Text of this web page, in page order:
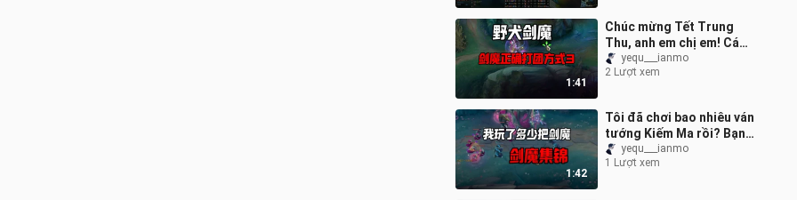
1:41
Chúc mừng Tết Trung
Thu, anh em chị em! Cách
tổ đội đúng chuẩn cho
Kiếm Ma 3
yequ___ianmo
2 Lượt xem
1:42
Tôi đã chơi bao nhiêu ván
tướng Kiếm Ma rồi? Bạn
tính giúp tôi đi, tôi cũng
chưa từng đếm. Anh em
yequ___ianmo
1 Lượt xem